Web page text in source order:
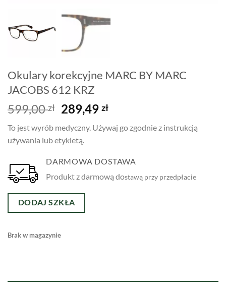
Okulary korekcyjne MARC BY MARC
JACOBS 612 KRZ
599,00zł Pierwotna
cena
wynosiła:
599,00 zł.
289,49złAktualna
wynosi:
To jest wyrób medyczny. Używaj go zgodnie z instrukcją
używania lub etykietą.
DARMOWA DOSTAWA
Produkt z darmową dostawą przy przedpłacie
DODAJ SZKŁA
Brak w magazynie